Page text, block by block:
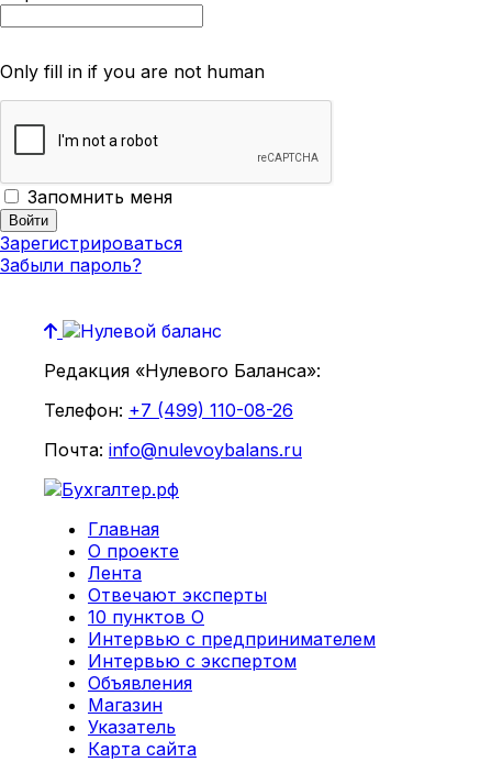
Only fill in if you are not human
Запомнить меня
Зарегистрироваться
Забыли пароль?
Редакция «Нулевого Баланса»:
Телефон: +7 (499) 110-08-26
Почта: info@nulevoybalans.ru
Главная
О проекте
Лента
Отвечают эксперты
10 пунктов О
Интервью с предпринимателем
Интервью с экспертом
Объявления
Магазин
Указатель
Карта сайта